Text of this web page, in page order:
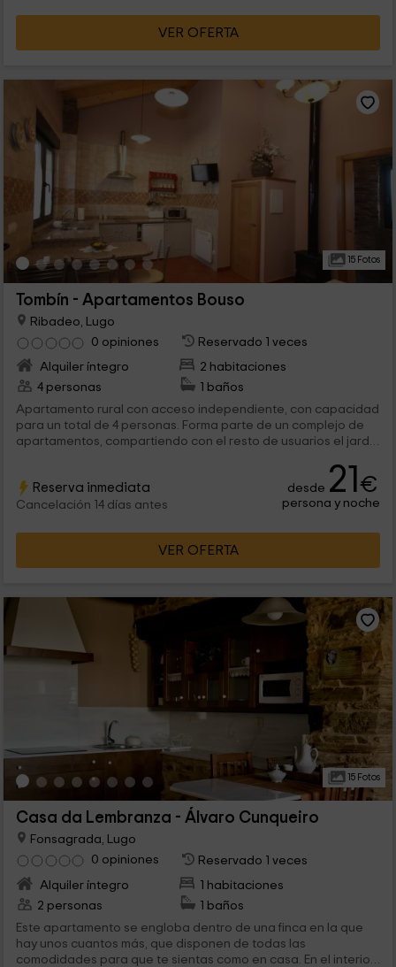
VER OFERTA
15 Fotos
Tombín - Apartamentos Bouso
Ribadeo, Lugo
0 opiniones
Reservado 1 veces
Alquiler íntegro
2 habitaciones
4 personas
1 baños
Apartamento rural con acceso independiente, con capacidad
para un total de 4 personas. Forma parte de un complejo de
apartamentos, compartiendo con el resto de usuarios el jardín
Reserva inmediata
Cancelación 14 días antes
desde 21€
persona y noche
VER OFERTA
15 Fotos
Casa da Lembranza - Álvaro Cunqueiro
Fonsagrada, Lugo
0 opiniones
Reservado 1 veces
Alquiler íntegro
1 habitaciones
2 personas
1 baños
Este apartamento se engloba dentro de una finca en la que
hay unos cuantos más, que disponen de todas las
comodidades para que te sientas como en casa. En el interior